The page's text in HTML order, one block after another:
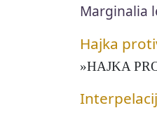
Marginalia
Hajka
»HAJKA